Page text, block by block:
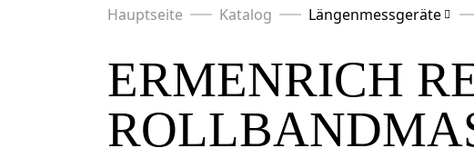
Hauptseite
Katalog Längenmessgeräte
ERMENRICH